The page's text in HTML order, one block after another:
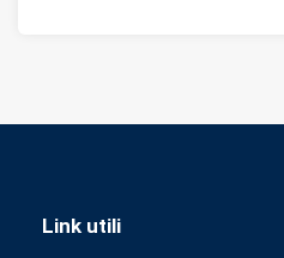
Link utili